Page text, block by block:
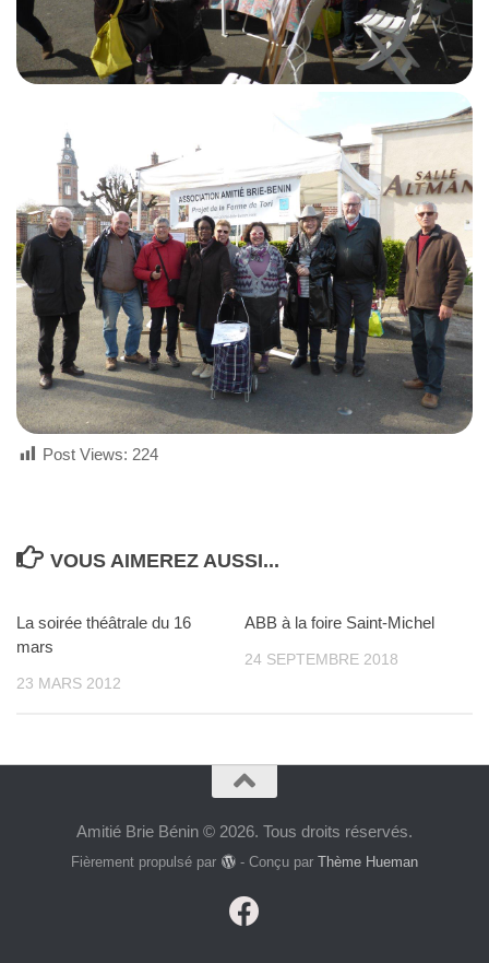
Post Views: 224
VOUS AIMEREZ AUSSI...
La soirée théâtrale du 16
mars
23 MARS 2012
ABB à la foire Saint-Michel
24 SEPTEMBRE 2018
Amitié Brie Bénin © 2026. Tous droits réservés.
Fièrement propulsé par - Conçu par Thème Hueman